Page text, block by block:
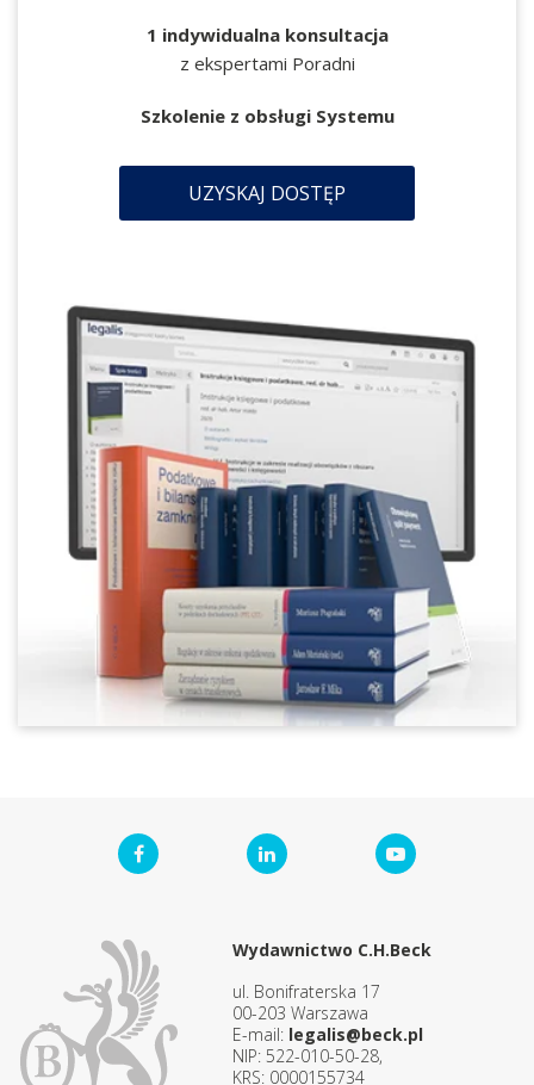
1 indywidualna konsultacja
z ekspertami Poradni
Szkolenie z obsługi Systemu
UZYSKAJ DOSTĘP
Wydawnictwo C.H.Beck
ul. Bonifraterska 17
00-203 Warszawa
E-mail: legalis@beck.pl
NIP: 522-010-50-28,
KRS: 0000155734